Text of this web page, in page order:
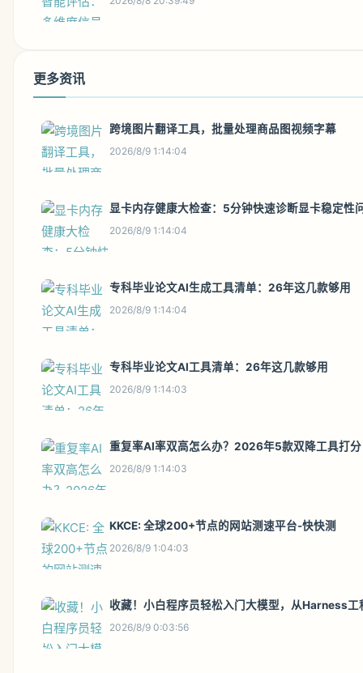
更多资讯
跨境图片翻译工具，批量处理商品图视频字幕
2026/8/9 1:14:04
显卡内存健康大检查：5分钟快速诊断显卡稳定性
2026/8/9 1:14:04
专科毕业论文AI生成工具清单：26年这几款够用
2026/8/9 1:14:04
专科毕业论文AI工具清单：26年这几款够用
2026/8/9 1:14:03
重复率AI率双高怎么办？2026年5款双降工具打分
2026/8/9 1:14:03
KKCE: 全球200+节点的网站测速平台-快快测
2026/8/9 1:04:03
收藏！小白程序员轻松入门大模型，从Harness工
2026/8/9 0:03:56